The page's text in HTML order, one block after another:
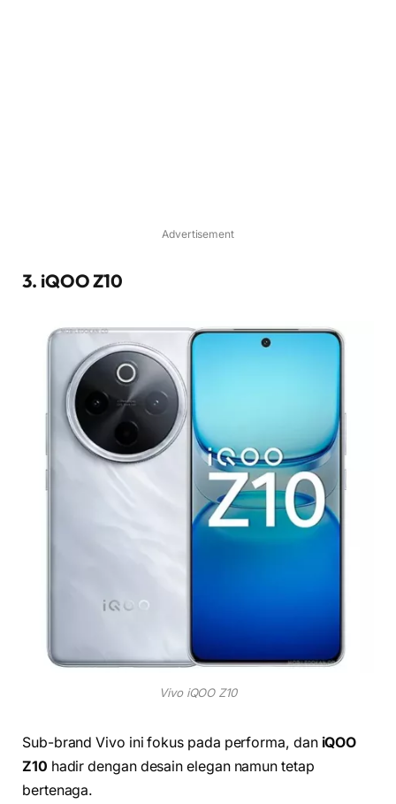
Advertisement
3. iQOO Z10
Vivo iQOO Z10
Sub-brand Vivo ini fokus pada performa, dan iQOO
Z10 hadir dengan desain elegan namun tetap
bertenaga.